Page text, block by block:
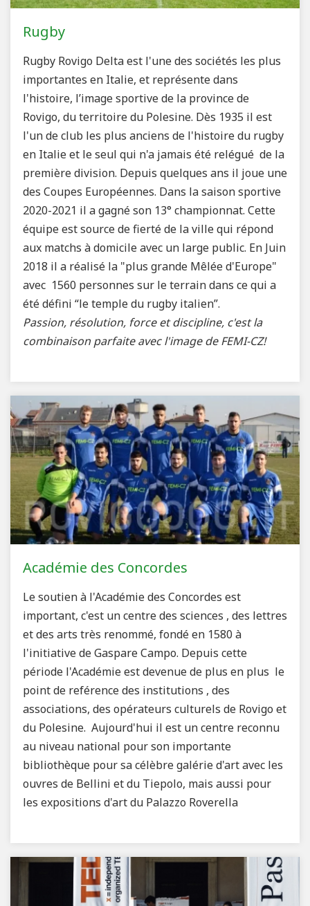
Rugby
Rugby Rovigo Delta est l'une des sociétés les plus
importantes en Italie, et représente dans
l'histoire, l’image sportive de la province de
Rovigo, du territoire du Polesine. Dès 1935 il est
l'un de club les plus anciens de l'histoire du rugby
en Italie et le seul qui n'a jamais été relégué de la
première division. Depuis quelques ans il joue une
des Coupes Européennes. Dans la saison sportive
2020-2021 il a gagné son 13° championnat. Cette
équipe est source de fierté de la ville qui répond
aux matchs à domicile avec un large public. En Juin
2018 il a réalisé la "plus grande Mêlée d'Europe"
avec 1560 personnes sur le terrain dans ce qui a
été défini “le temple du rugby italien”.
Passion, résolution, force et discipline, c'est la
combinaison parfaite avec l'image de FEMI-CZ!
Académie des Concordes
Le soutien à l'Académie des Concordes est
important, c'est un centre des sciences , des lettres
et des arts très renommé, fondé en 1580 à
l'initiative de Gaspare Campo. Depuis cette
période l'Académie est devenue de plus en plus le
point de reférence des institutions , des
associations, des opérateurs culturels de Rovigo et
du Polesine. Aujourd'hui il est un centre reconnu
au niveau national pour son importante
bibliothèque pour sa célèbre galérie d'art avec les
ouvres de Bellini et du Tiepolo, mais aussi pour
les expositions d'art du Palazzo Roverella